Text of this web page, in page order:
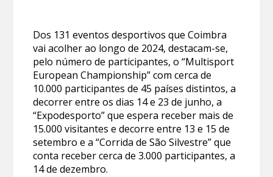
Dos 131 eventos desportivos que Coimbra
vai acolher ao longo de 2024, destacam-se,
pelo número de participantes, o “Multisport
European Championship” com cerca de
10.000 participantes de 45 países distintos, a
decorrer entre os dias 14 e 23 de junho, a
“Expodesporto” que espera receber mais de
15.000 visitantes e decorre entre 13 e 15 de
setembro e a “Corrida de São Silvestre” que
conta receber cerca de 3.000 participantes, a
14 de dezembro.